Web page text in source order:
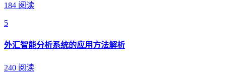
184 阅读
5
外汇智能分析系统的应用方法解析
240 阅读